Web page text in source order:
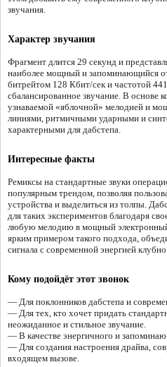
звучания.
Характер звучания
Фрагмент длится 29 секунд и
наиболее мощный и запоминающийся
битрейтом 128 Кбит/сек и частотой
сбалансированное звучание. В основе
узнаваемой «яблочной» мелодией и
линиями, ритмичными ударными и
характерными для дабстепа.
Интересные факты
Ремиксы на стандартные звуки
популярным трендом, позволяя
устройства и выделиться из толпы.
для таких экспериментов благодаря
любую мелодию в мощный электронный
ярким примером такого подхода,
сигнала с современной энергией
Кому подойдёт этот звонок
— Для поклонников дабстепа и
— Для тех, кто хочет придать
неожиданное и стильное звучание.
— В качестве энергичного и
— Для создания настроения драйва,
входящем вызове.